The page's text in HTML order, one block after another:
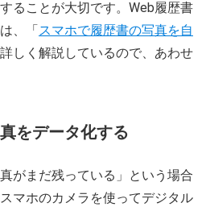
ることが大切です。Web履歴書
、「 スマホで履歴書の写真を自
詳しく解説しているので、あわせ
をデータ化する
がまだ残っている」という場合
マホのカメラを使ってデジタル